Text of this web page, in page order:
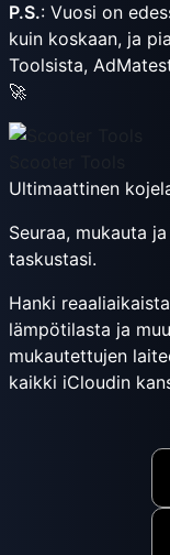
P.S.: Vuosi on
kuin koskaan, ja
Toolsista,
🚀
Ultimaattinen
Seuraa, mukauta
taskustasi.
Hanki
lämpötilasta ja
mukautettujen
kaikki iCloudin